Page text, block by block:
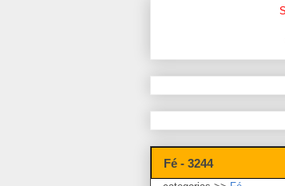
Fé - 3244